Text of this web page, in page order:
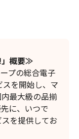
概要≫
プの総合電子
を開始し、マ
最大級の品揃
に、いつで
を提供してお